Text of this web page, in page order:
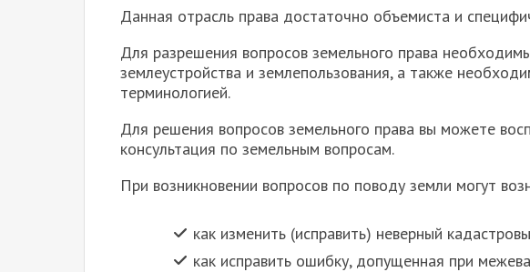
Данная отрасль права достаточно объемиста и
Для разрешения вопросов земельного права
землеустройства и землепользования, а также
терминологией.
Для решения вопросов земельного права вы можете
консультация по земельным вопросам.
При возникновении вопросов по поводу земли могут
как изменить (исправить) неверный
как исправить ошибку, допущенная при